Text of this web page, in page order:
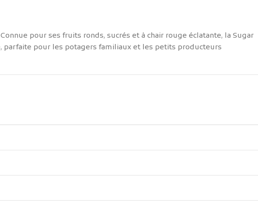
pour ses fruits ronds, sucrés et à chair rouge éclatante, la Sugar
parfaite pour les potagers familiaux et les petits producteurs